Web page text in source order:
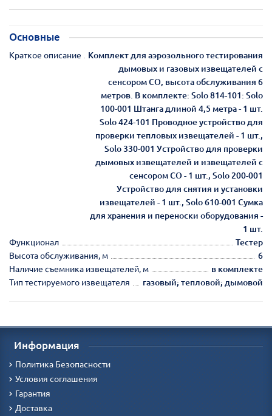
Основные
Краткое описание
Комплект для аэрозольного тестирования
дымовых и газовых извещателей с
сенсором СО, высота обслуживания 6
метров. В комплекте: Solo 814-101: Solo
100-001 Штанга длиной 4,5 метра - 1 шт.
Solo 424-101 Проводное устройство для
проверки тепловых извещателей - 1 шт.,
Solo 330-001 Устройство для проверки
дымовых извещателей и извещателей с
сенсором СО - 1 шт., Solo 200-001
Устройство для снятия и установки
извещателей - 1 шт., Solo 610-001 Сумка
для хранения и переноски оборудования -
1 шт.
Функционал
Тестер
Высота обслуживания, м
6
Наличие съемника извещателей, м
в комплекте
Тип тестируемого извещателя
газовый; тепловой; дымовой
Информация
Политика Безопасности
Условия соглашения
Гарантия
Доставка